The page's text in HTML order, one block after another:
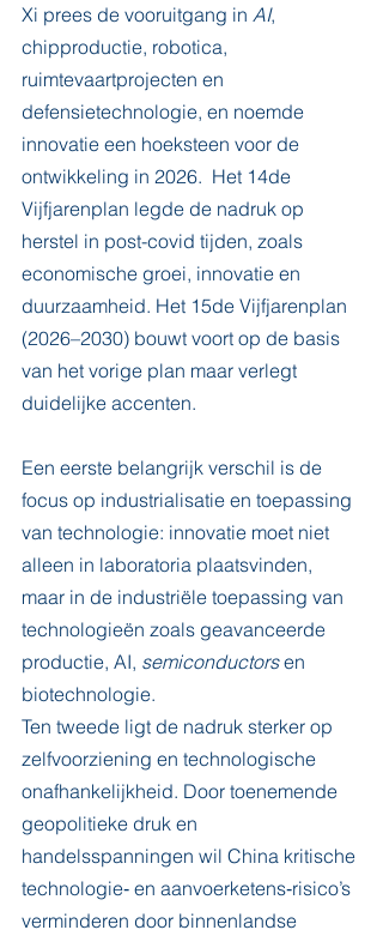
Xi prees de vooruitgang in AI,
chipproductie, robotica,
ruimtevaartprojecten en
defensietechnologie, en noemde
innovatie een hoeksteen voor de
ontwikkeling in 2026.  Het 14de
Vijfjarenplan legde de nadruk op
herstel in post-covid tijden, zoals
economische groei, innovatie en
duurzaamheid. Het 15de Vijfjarenplan
(2026–2030) bouwt voort op de basis
van het vorige plan maar verlegt
duidelijke accenten.
Een eerste belangrijk verschil is de
focus op industrialisatie en toepassing
van technologie: innovatie moet niet
alleen in laboratoria plaatsvinden,
maar in de industriële toepassing van
technologieën zoals geavanceerde
productie, AI, semiconductors en
biotechnologie.
Ten tweede ligt de nadruk sterker op
zelfvoorziening en technologische
onafhankelijkheid. Door toenemende
geopolitieke druk en
handelsspanningen wil China kritische
technologie‑ en aanvoerketens‑risico’s
verminderen door binnenlandse